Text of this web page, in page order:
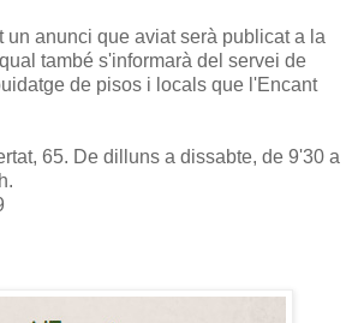
un anunci que aviat serà publicat a la
també s'informarà del servei de
de pisos i locals que l'Encant
65. De dilluns a dissabte, de 9'30 a